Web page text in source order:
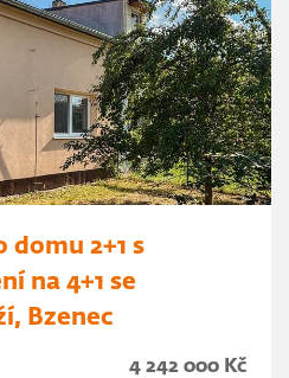
domu 2+1 s
na 4+1 se
Bzenec
4 242 000 Kč